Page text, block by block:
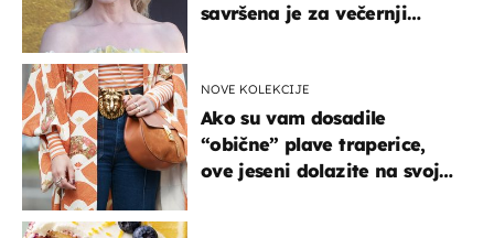
savršena je za večernji
NOVE KOLEKCIJE
Ako su vam dosadile
“obične” plave traperice,
ove jeseni dolazite na svoje